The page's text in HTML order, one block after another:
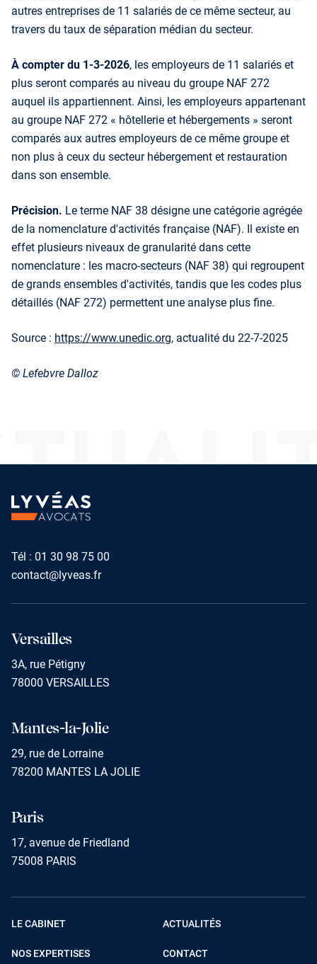
autres entreprises de 11 salariés de ce même secteur, au
travers du taux de séparation médian du secteur.
À compter du 1-3-2026, les employeurs de 11 salariés et
plus seront comparés au niveau du groupe NAF 272
auquel ils appartiennent. Ainsi, les employeurs appartenant
au groupe NAF 272 « hôtellerie et hébergements » seront
comparés aux autres employeurs de ce même groupe et
non plus à ceux du secteur hébergement et restauration
dans son ensemble.
Précision. Le terme NAF 38 désigne une catégorie agrégée
de la nomenclature d'activités française (NAF). Il existe en
effet plusieurs niveaux de granularité dans cette
nomenclature : les macro-secteurs (NAF 38) qui regroupent
de grands ensembles d'activités, tandis que les codes plus
détaillés (NAF 272) permettent une analyse plus fine.
Source : https://www.unedic.org, actualité du 22-7-2025
© Lefebvre Dalloz
Tél : 01 30 98 75 00
contact@lyveas.fr
Versailles
3A, rue Pétigny
78000 VERSAILLES
Mantes-la-Jolie
29, rue de Lorraine
78200 MANTES LA JOLIE
Paris
17, avenue de Friedland
75008 PARIS
LE CABINET
NOS EXPERTISES
ACTUALITÉS
CONTACT